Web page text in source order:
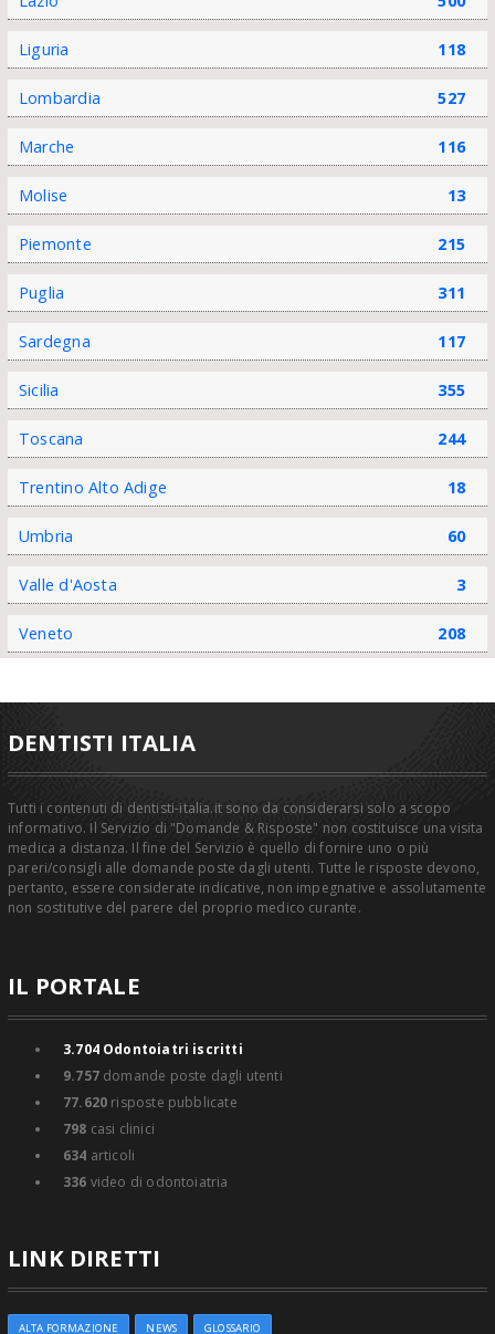
Liguria 118
Lombardia 527
Marche 116
Molise 13
Piemonte 215
Puglia 311
Sardegna 117
Sicilia 355
Toscana 244
Trentino Alto Adige 18
Umbria 60
Valle d'Aosta 3
Veneto 208
DENTISTI ITALIA
Tutti i contenuti di dentisti-italia.it sono da considerarsi solo a scopo
informativo. Il Servizio di "Domande & Risposte" non costituisce una visita
medica a distanza. Il fine del Servizio è quello di fornire uno o più
pareri/consigli alle domande poste dagli utenti. Tutte le risposte devono,
pertanto, essere considerate indicative, non impegnative e assolutamente
non sostitutive del parere del proprio medico curante.
IL PORTALE
3.704Odontoiatri iscritti
9.757domande poste dagli utenti
77.620 risposte pubblicate
798 casi clinici
634 articoli
336 video di odontoiatria
LINK DIRETTI
ALTA FORMAZIONE NEWS GLOSSARIO